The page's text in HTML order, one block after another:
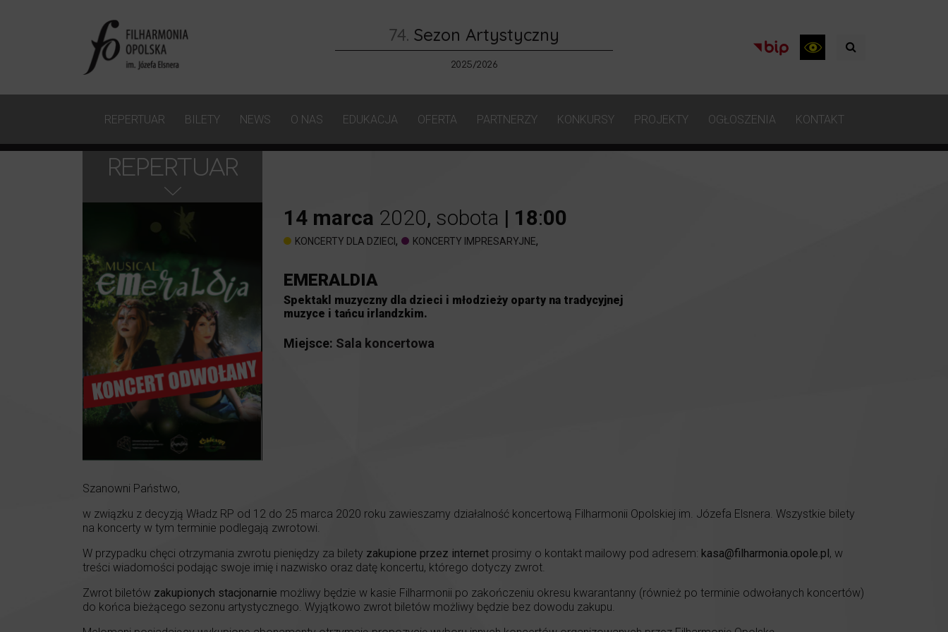
74. Sezon Artystyczny
2025/2026
REPERTUAR BILETY NEWS O NAS EDUKACJA OFERTA PARTNERZY KONKURSY PROJEKTY OGŁOSZENIA KONTAKT
REPERTUAR
14 marca 2020, sobota | 18:00
KONCERTY DLA DZIECI , KONCERTY IMPRESARYJNE,
EMERALDIA
Spektakl muzyczny dla dzieci i młodzieży oparty na tradycyjnej
muzyce i tańcu irlandzkim.
Miejsce: Sala koncertowa
Szanowni Państwo,
w związku z decyzją Władz RP od 12 do 25 marca 2020 roku zawieszamy działalność koncertową Filharmonii Opolskiej im. Józefa Elsnera. Wszystkie bilety
na koncerty w tym terminie podlegają zwrotowi.
W przypadku chęci otrzymania zwrotu pieniędzy za bilety zakupione przez internet prosimy o kontakt mailowy pod adresem: kasa@filharmonia.opole.pl, w
treści wiadomości podając swoje imię i nazwisko oraz datę koncertu, którego dotyczy zwrot.
Zwrot biletów zakupionych stacjonarnie możliwy będzie w kasie Filharmonii po zakończeniu okresu kwarantanny (również po terminie odwołanych koncertów)
do końca bieżącego sezonu artystycznego. Wyjątkowo zwrot biletów możliwy będzie bez dowodu zakupu.